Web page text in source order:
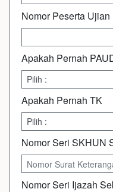
Nomor Peserta
Apakah Pernah
Apakah Pernah TK
Nomor Seri SKHUN
Nomor Seri Ijazah